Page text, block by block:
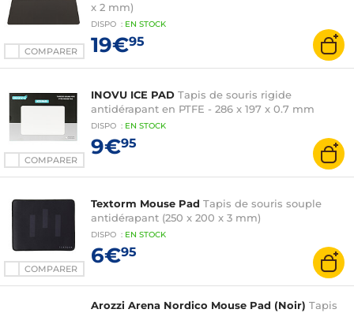
COMPARER
x 2 mm)
DISPO : EN STOCK
19€95
COMPARER
INOVU ICE PAD Tapis de souris rigide
antidérapant en PTFE - 286 x 197 x 0.7 mm
DISPO : EN STOCK
9€95
COMPARER
Textorm Mouse Pad Tapis de souris souple
antidérapant (250 x 200 x 3 mm)
DISPO : EN STOCK
6€95
Arozzi Arena Nordico Mouse Pad (Noir) Tapis